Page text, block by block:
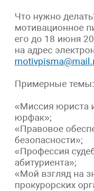
Что нужно
мотивационное
его до 18 июня
на адрес
Примерные темы:
«Миссия юриста
юрфак»;
«Правовое
безопасности»;
«Профессия
абитуриента»;
«Мой взгляд на
прокурорских